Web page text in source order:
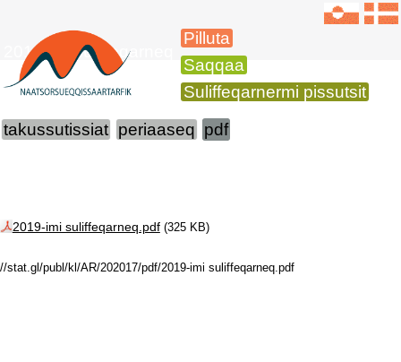
Pilluta
Saqqaa
Suliffeqarnermi pissutsit
2019-imi suliffeqarneq
takussutissiat periaaseq pdf
2019-imi suliffeqarneq.pdf(325 KB)
//stat.gl/publ/kl/AR/202017/pdf/2019-imi suliffeqarneq.pdf